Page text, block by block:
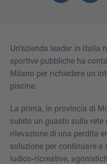
Un’azienda leader in Italia
sportive pubbliche ha
Milano per richiedere un
piscine.
La prima, in provincia di
subito un guasto sulla rete
rilevazione di una perdita
soluzione per continuare a
ludico-ricreative,